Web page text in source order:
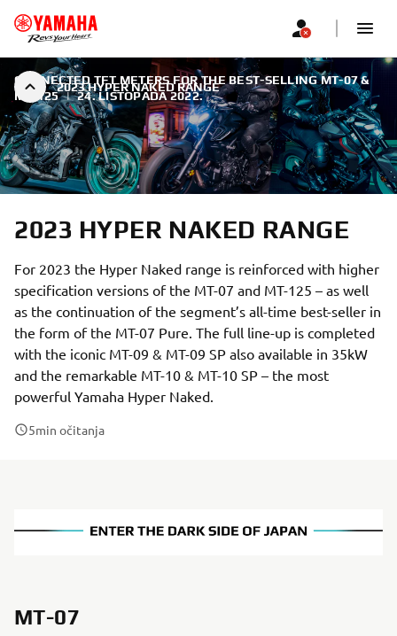
2023 HYPER NAKED RANGE
CONNECTED TFT METERS FOR THE BEST-SELLING MT-07 &
MT-125 | 24. LISTOPADA 2022.
2023 HYPER NAKED RANGE
For 2023 the Hyper Naked range is reinforced with higher
specification versions of the MT-07 and MT-125 – as well
as the continuation of the segment’s all-time best-seller in
the form of the MT-07 Pure. The full line-up is completed
with the iconic MT-09 & MT-09 SP also available in 35kW
and the remarkable MT-10 & MT-10 SP – the most
powerful Yamaha Hyper Naked.
5min očitanja
MT-07